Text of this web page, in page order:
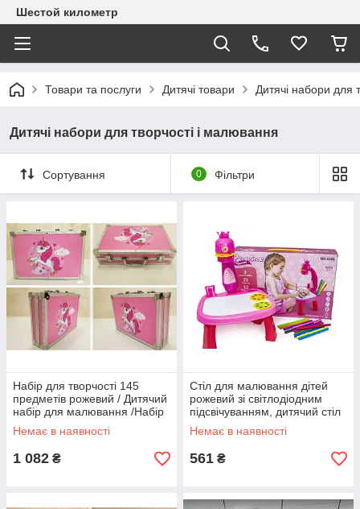
Шестой километр
Товари та послуги Дитячі товари Дитячі набори для
Дитячі набори для творчості і малювання
Сортування 0 Фільтри
Набір для творчості 145
предметів рожевий / Дитячий
набір для малювання /Набір
юного художника
Немає в наявності
1 082 ₴
Стіл для малювання дітей
рожевий зі світлодіодним
підсвічуванням, дитячий стіл
проектор, комплект для
малювання
Немає в наявності
561 ₴